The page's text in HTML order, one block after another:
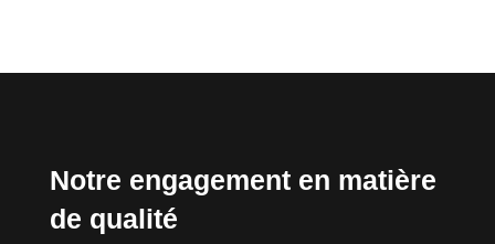
Notre engagement en matière
de qualité